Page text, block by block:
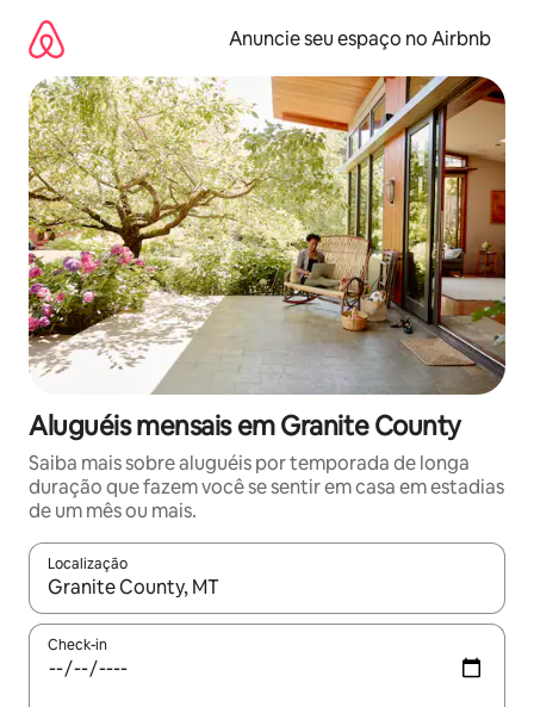
para
conteúdo
Anuncie seu espaço no Airbnb
Aluguéis mensais em Granite County
Saiba mais sobre aluguéis por temporada de longa
duração que fazem você se sentir em casa em estadias
de um mês ou mais.
Localização
Quando os resultados estiverem disponíveis, explore-os
Check-in